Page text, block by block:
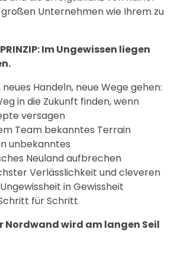
Unternehmen wie Ihrem zu
Im Ungewissen liegen
neues Handeln, neue Wege gehen:
in die Zukunft finden, wenn
versagen
Team bekanntes Terrain
unbekanntes
Neuland aufbrechen
Verlässlichkeit und cleveren
in Gewissheit
für Schritt
Nordwand wird am langen Seil